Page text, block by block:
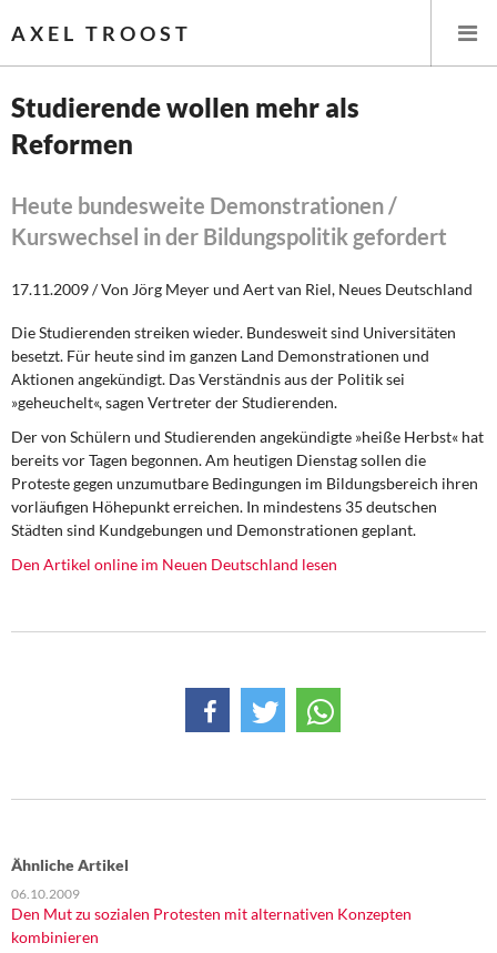
AXEL TROOST
Startseite
Themen
Leitlinien linker Wirtschafts- und Finanzpolitik
Steuer- und Finanzpolitik
Öffentliche Infrastruktur und Daseinsvorsorge
Eurokrise und Griechenland
DIE LINKE
Weitere Themen
Rosa-Luxemburg-Stiftung
Studierende wollen mehr als
Reformen
Heute bundesweite Demonstrationen /
Kurswechsel in der Bildungspolitik gefordert
17.11.2009 / Von Jörg Meyer und Aert van Riel, Neues Deutschland
Die Studierenden streiken wieder. Bundesweit sind Universitäten
besetzt. Für heute sind im ganzen Land Demonstrationen und
Aktionen angekündigt. Das Verständnis aus der Politik sei
»geheuchelt«, sagen Vertreter der Studierenden.
Der von Schülern und Studierenden angekündigte »heiße Herbst« hat
bereits vor Tagen begonnen. Am heutigen Dienstag sollen die
Proteste gegen unzumutbare Bedingungen im Bildungsbereich ihren
vorläufigen Höhepunkt erreichen. In mindestens 35 deutschen
Städten sind Kundgebungen und Demonstrationen geplant.
Den Artikel online im Neuen Deutschland lesen
Ähnliche Artikel
06.10.2009
Den Mut zu sozialen Protesten mit alternativen Konzepten
kombinieren